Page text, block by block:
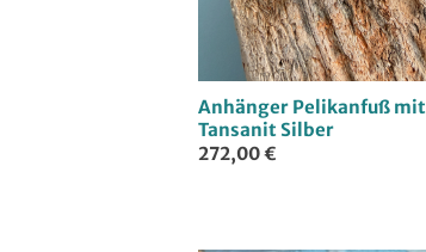
Anhänger Pelikanfuß mit
Tansanit Silber
272,00 €